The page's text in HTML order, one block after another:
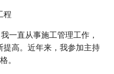
程
一直从事施工管理工作，
高。近年来，我参加主持
。